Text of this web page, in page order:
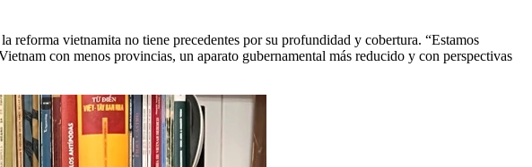
vietnamita no tiene precedentes por su profundidad y cobertura. “Estamos
con menos provincias, un aparato gubernamental más reducido y con perspectivas